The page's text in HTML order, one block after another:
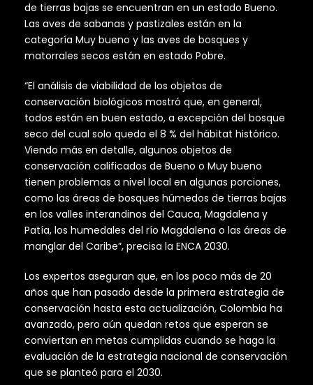
de tierras bajas se encuentran en un estado Bueno.
Las aves de sabanas y pastizales están en la
categoría Muy bueno y las aves de bosques y
matorrales secos están en estado Pobre.
“El análisis de viabilidad de los objetos de
conservación biológicos mostró que, en general,
todos están en buen estado, a excepción del bosque
seco del cual solo queda el 8 % del hábitat histórico.
Viendo más en detalle, algunos objetos de
conservación calificados de Bueno o Muy bueno
tienen problemas a nivel local en algunas porciones,
como las áreas de bosques húmedos de tierras bajas
en los valles interandinos del Cauca, Magdalena y
Patía, los humedales del río Magdalena o las áreas de
manglar del Caribe”, precisa la ENCA 2030.
Los expertos aseguran que, en los poco más de 20
años que han pasado desde la primera estrategia de
conservación hasta esta actualización, Colombia ha
avanzado, pero aún quedan retos que esperan se
conviertan en metas cumplidas cuando se haga la
evaluación de la estrategia nacional de conservación
que se planteó para el 2030.